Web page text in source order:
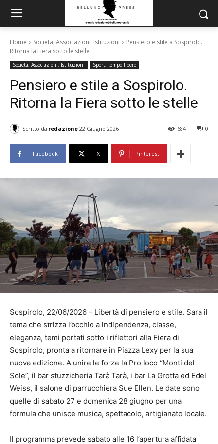
Home Società, Associazioni, Istituzioni
Pensiero e stile a Sospirolo.
Ritorna la Fiera sotto le stelle
Società, Associazioni, Istituzioni Sport, tempo libero
Pensiero e stile a Sospirolo.
Ritorna la Fiera sotto le stelle
Scritto da redazione 22 Giugno 2026 0
684
Facebook X Pinterest
Sospirolo, 22/06/2026 – Libertà di pensiero e stile. Sarà il
tema che strizza l’occhio a indipendenza, classe,
eleganza, temi portati sotto i riflettori alla Fiera di
Sospirolo, pronta a ritornare in Piazza Lexy per la sua
nuova edizione. A unire le forze la Pro loco “Monti del
Sole”, il bar stuzzicheria Tarà Tarà, i bar La Grotta ed Edel
Weiss, il salone di parrucchiera Sue Ellen. Le date sono
quelle di sabato 27 e domenica 28 giugno per una
formula che unisce musica, spettacolo, artigianato locale.
Il programma prevede sabato alle 16 l’apertura affidata